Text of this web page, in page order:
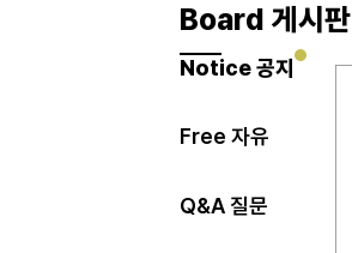
Board 게시판
Notice 공지
Free 자유
Q&A 질문